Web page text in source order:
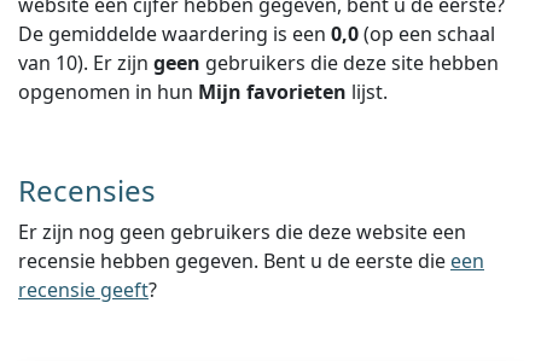
De gemiddelde waardering is een 0,0(op een schaal
van 10). Er zijn geen gebruikers die deze site hebben
opgenomen in hun Mijn favorieten lijst.
Recensies
Er zijn nog geen gebruikers die deze website een
recensie hebben gegeven. Bent u de eerste die een
recensie geeft?